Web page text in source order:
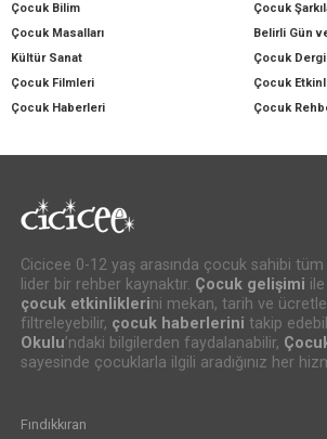
Çocuk Bilim
Çocuk
Çocuk Masalları
Belirli Gün
Kültür Sanat
Çocuk
Çocuk Filmleri
Çocuk
Çocuk Haberleri
Çocuk
Cicicee 0-12 yaş arasında çocuk sahibi
lider bir rehber kaynaktır. Çocuk gelişimi
çocuk etkinliklerini mekan, tarih ve
filtreleyebilir, çocuk haberlerini takip
Okulu’ndaki bilgilerden faydalanabilir,
sayesinde çocuklarla ilgili aradığınız her
Fındıkkıran